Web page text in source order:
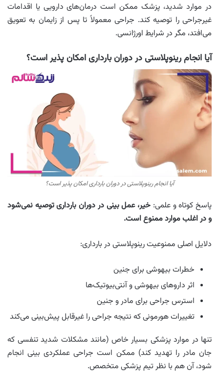
در موارد شدید، پزشک ممکن است درمان‌های دارویی یا اقدامات
غیرجراحی را توصیه کند. جراحی معمولاً تا پس از زایمان به تعویق
می‌افتد، مگر در شرایط اورژانسی.
آیا انجام رینوپلاستی در دوران بارداری امکان‌ پذیر است؟
آیا انجام رینوپلاستی در دوران بارداری امکان‌ پذیر است؟
پاسخ کوتاه و علمی: خیر، عمل بینی در دوران بارداری توصیه نمی‌شود
و در اغلب موارد ممنوع است.
دلایل اصلی ممنوعیت رینوپلاستی در بارداری:
خطرات بیهوشی برای جنین
اثر داروهای بیهوشی و آنتی‌بیوتیک‌ها
استرس جراحی برای مادر و جنین
تغییرات هورمونی که نتیجه جراحی را غیرقابل پیش‌بینی می‌کند
تنها در موارد پزشکی بسیار خاص (مانند مشکلات شدید تنفسی که
جان مادر را تهدید کند) ممکن است جراحی عملکردی بینی انجام
شود، آن هم با نظر تیم پزشکی متخصص.